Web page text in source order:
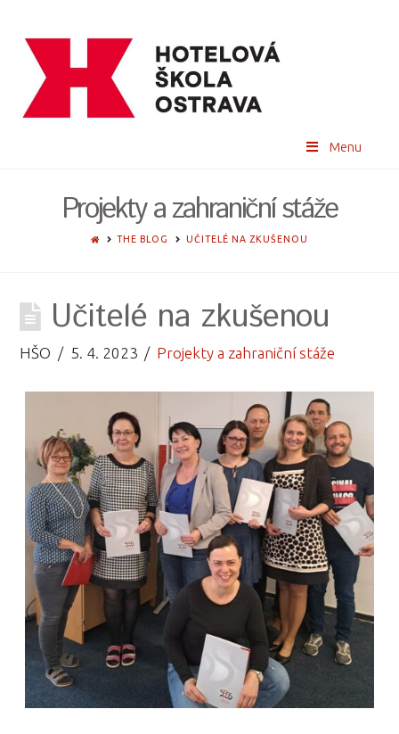
Menu
Projekty a zahraniční stáže
HOMETHE BLOG UČITELÉ NA ZKUŠENOU
Učitelé na zkušenou
HŠO 5. 4. 2023 Projekty a zahraniční stáže